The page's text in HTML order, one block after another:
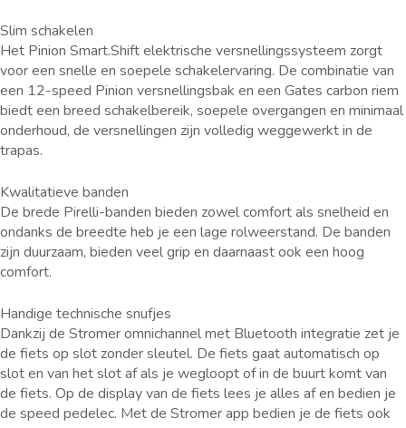
Slim schakelen
Het Pinion Smart.Shift elektrische versnellingssysteem zorgt
voor een snelle en soepele schakelervaring. De combinatie van
een 12-speed Pinion versnellingsbak en een Gates carbon riem
biedt een breed schakelbereik, soepele overgangen en minimaal
onderhoud, de versnellingen zijn volledig weggewerkt in de
trapas.
Kwalitatieve banden
De brede Pirelli-banden bieden zowel comfort als snelheid en
ondanks de breedte heb je een lage rolweerstand. De banden
zijn duurzaam, bieden veel grip en daarnaast ook een hoog
comfort.
Handige technische snufjes
Dankzij de Stromer omnichannel met Bluetooth integratie zet je
de fiets op slot zonder sleutel. De fiets gaat automatisch op
slot en van het slot af als je wegloopt of in de buurt komt van
de fiets. Op de display van de fiets lees je alles af en bedien je
de speed pedelec. Met de Stromer app bedien je de fiets ook